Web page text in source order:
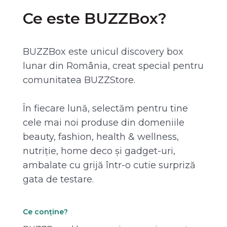
Ce este BUZZBox?
BUZZBox este unicul discovery box
lunar din România, creat special pentru
comunitatea BUZZStore.
În fiecare lună, selectăm pentru tine
cele mai noi produse din domeniile
beauty, fashion, health & wellness,
nutriție, home deco și gadget-uri,
ambalate cu grijă într-o cutie surpriză
gata de testare.
Ce conține?